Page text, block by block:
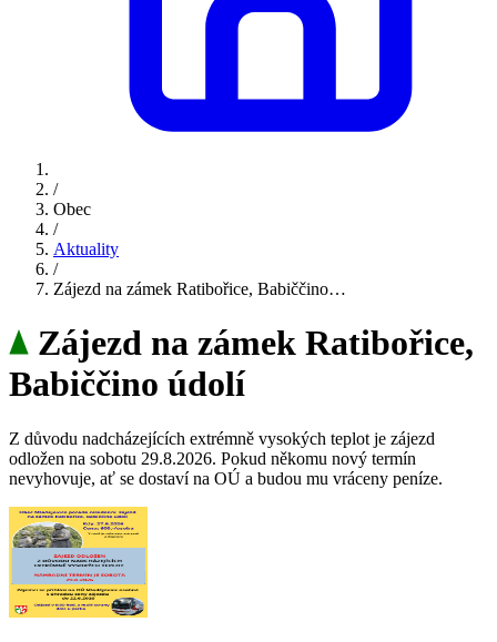
/
Obec
/
Aktuality
/
Zájezd na zámek Ratibořice, Babiččino…
Zájezd na zámek Ratibořice,
Babiččino údolí
Z důvodu nadcházejících extrémně vysokých teplot je zájezd
odložen na sobotu 29.8.2026. Pokud někomu nový termín
nevyhovuje, ať se dostaví na OÚ a budou mu vráceny peníze.